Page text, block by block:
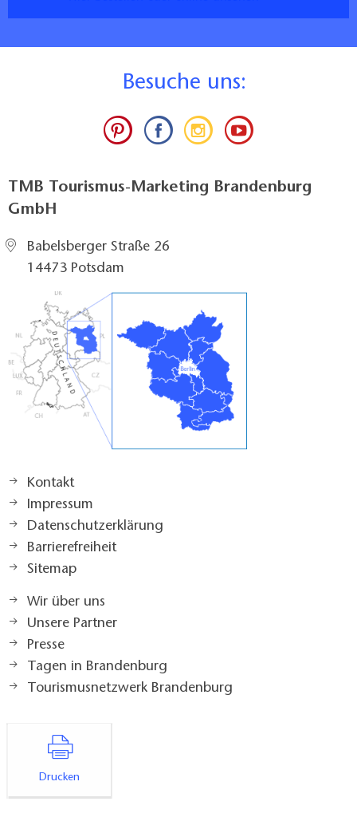
Besuche uns:
TMB Tourismus-Marketing Brandenburg
GmbH
Babelsberger Straße 26
14473 Potsdam
Kontakt
Impressum
Datenschutzerklärung
Barrierefreiheit
Sitemap
Wir über uns
Unsere Partner
Presse
Tagen in Brandenburg
Tourismusnetzwerk Brandenburg
Drucken